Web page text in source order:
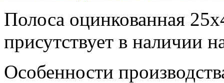
Полоса оцинкованная
присутствует в наличии
Особенности